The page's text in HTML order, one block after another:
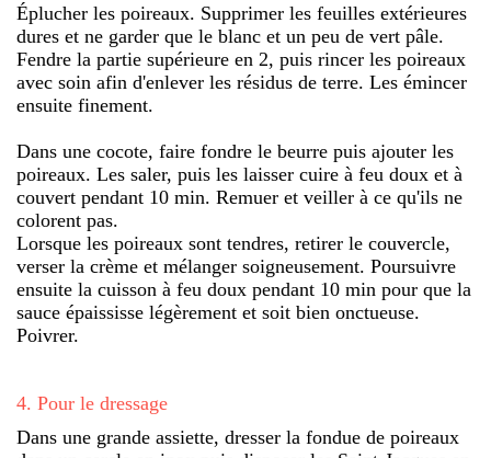
Éplucher les poireaux. Supprimer les feuilles extérieures
dures et ne garder que le blanc et un peu de vert pâle.
Fendre la partie supérieure en 2, puis rincer les poireaux
avec soin afin d'enlever les résidus de terre. Les émincer
ensuite finement.
Dans une cocote, faire fondre le beurre puis ajouter les
poireaux. Les saler, puis les laisser cuire à feu doux et à
couvert pendant 10 min. Remuer et veiller à ce qu'ils ne
colorent pas.
Lorsque les poireaux sont tendres, retirer le couvercle,
verser la crème et mélanger soigneusement. Poursuivre
ensuite la cuisson à feu doux pendant 10 min pour que la
sauce épaississe légèrement et soit bien onctueuse.
Poivrer.
4. Pour le dressage
Dans une grande assiette, dresser la fondue de poireaux